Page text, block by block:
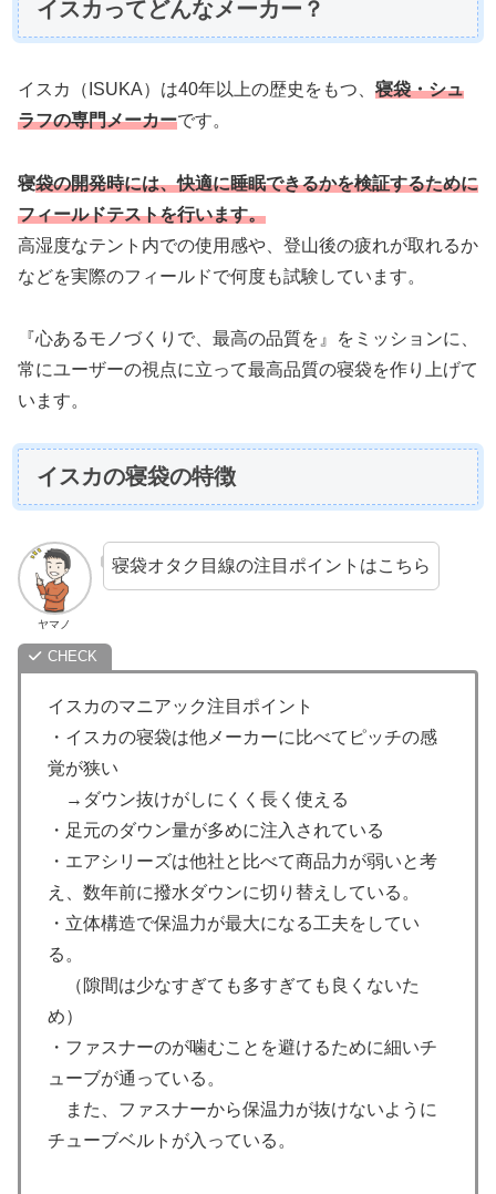
イスカってどんなメーカー？
イスカ（ISUKA）は40年以上の歴史をもつ、 寝袋・シュ
ラフの専門メーカーです。
寝袋の開発時には、快適に睡眠できるかを検証するために
フィールドテストを行います。
高湿度なテント内での使用感や、登山後の疲れが取れるか
などを実際のフィールドで何度も試験しています。
『心あるモノづくりで、最高の品質を』をミッションに、
常にユーザーの視点に立って最高品質の寝袋を作り上げて
います。
イスカの寝袋の特徴
ヤマノ
寝袋オタク目線の注目ポイントはこちら
イスカのマニアック注目ポイント
・イスカの寝袋は他メーカーに比べてピッチの感
覚が狭い
→ダウン抜けがしにくく長く使える
・足元のダウン量が多めに注入されている
・エアシリーズは他社と比べて商品力が弱いと考
え、数年前に撥水ダウンに切り替えしている。
・立体構造で保温力が最大になる工夫をしてい
る。
（隙間は少なすぎても多すぎても良くないた
め）
・ファスナーのが噛むことを避けるために細いチ
ューブが通っている。
また、ファスナーから保温力が抜けないように
チューブベルトが入っている。